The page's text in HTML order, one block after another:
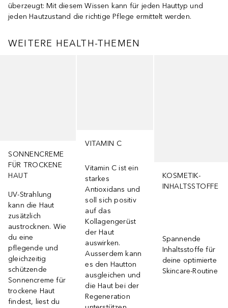
überzeugt: Mit diesem Wissen kann für jeden Hauttyp und
jeden Hautzustand die richtige Pflege ermittelt werden.
WEITERE HEALTH-THEMEN
SONNENCREME
FÜR TROCKENE
HAUT
UV-Strahlung
kann die Haut
zusätzlich
austrocknen. Wie
du eine
pflegende und
gleichzeitig
schützende
Sonnencreme für
trockene Haut
findest, liest du
VITAMIN C
Vitamin C ist ein
starkes
Antioxidans und
soll sich positiv
auf das
Kollagengerüst
der Haut
auswirken.
Ausserdem kann
es den Hautton
ausgleichen und
die Haut bei der
Regeneration
KOSMETIK-
INHALTSSTOFFE
Spannende
Inhaltsstoffe für
deine optimierte
Skincare-Routine